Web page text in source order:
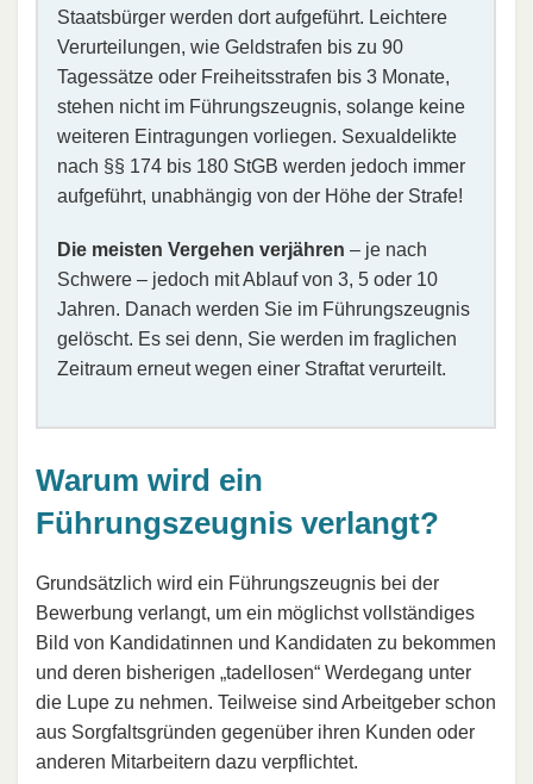
Staatsbürger werden dort aufgeführt. Leichtere
Verurteilungen, wie Geldstrafen bis zu 90
Tagessätze oder Freiheitsstrafen bis 3 Monate,
stehen nicht im Führungszeugnis, solange keine
weiteren Eintragungen vorliegen.​ Sexualdelikte
nach §§ 174 bis 180 StGB werden jedoch immer
aufgeführt, unabhängig von der Höhe der Strafe!​
Die meisten Vergehen verjähren – je nach
Schwere – jedoch mit Ablauf von 3, 5 oder 10
Jahren. Danach werden Sie im Führungszeugnis
gelöscht. Es sei denn, Sie werden im fraglichen
Zeitraum erneut wegen einer Straftat verurteilt.
Warum wird ein
Führungszeugnis verlangt?
Grundsätzlich wird ein Führungszeugnis bei der
Bewerbung verlangt, um ein möglichst vollständiges
Bild von Kandidatinnen und Kandidaten zu bekommen
und deren bisherigen „tadellosen“ Werdegang unter
die Lupe zu nehmen. Teilweise sind Arbeitgeber schon
aus Sorgfaltsgründen gegenüber ihren Kunden oder
anderen Mitarbeitern dazu verpflichtet.